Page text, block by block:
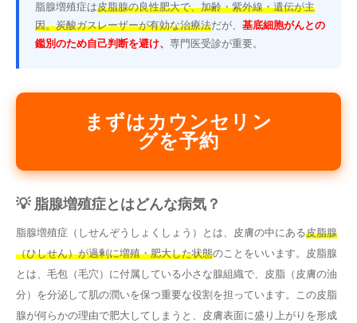
脂腺増殖症は皮脂腺の良性肥大で、加齢・紫外線・遺伝が主
因。炭酸ガスレーザーが有効な治療法だが、 基底細胞がんとの
鑑別のため自己判断を避け、 専門医受診が重要。
まずはカウンセリン
グを予約
💡 脂腺増殖症とはどんな病気？
脂腺増殖症（しせんぞうしょくしょう）とは、皮膚の中にある皮脂腺
（ひしせん）が過剰に増殖・肥大した状態のことをいいます。皮脂腺
とは、毛包（毛穴）に付属している小さな腺組織で、皮脂（皮膚の油
分）を分泌して肌の潤いを保つ重要な役割を担っています。この皮脂
腺が何らかの理由で肥大してしまうと、皮膚表面に盛り上がりを形成